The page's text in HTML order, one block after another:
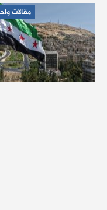
مقالات